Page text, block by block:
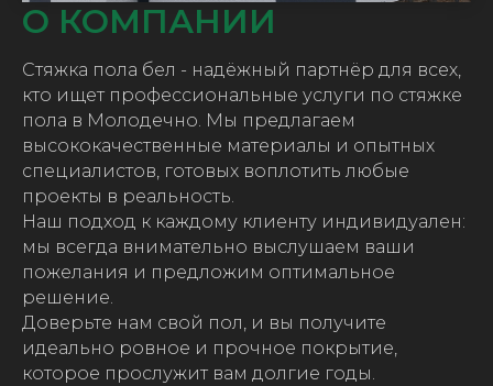
О КОМПАНИИ
Стяжка пола бел - надёжный партнёр для всех,
кто ищет профессиональные услуги по стяжке
пола в Молодечно. Мы предлагаем
высококачественные материалы и опытных
специалистов, готовых воплотить любые
проекты в реальность.
Наш подход к каждому клиенту индивидуален:
мы всегда внимательно выслушаем ваши
пожелания и предложим оптимальное
решение.
Доверьте нам свой пол, и вы получите
идеально ровное и прочное покрытие,
которое прослужит вам долгие годы.